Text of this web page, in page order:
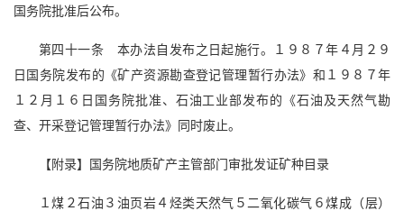
国务院批准后公布。
第四十一条 本办法自发布之日起施行。１９８７年４月２９
日国务院发布的《矿产资源勘查登记管理暂行办法》和１９８７年
１２月１６日国务院批准、石油工业部发布的《石油及天然气勘
查、开采登记管理暂行办法》同时废止。
【附录】国务院地质矿产主管部门审批发证矿种目录
１煤２石油３油页岩４烃类天然气５二氧化碳气６煤成（层）